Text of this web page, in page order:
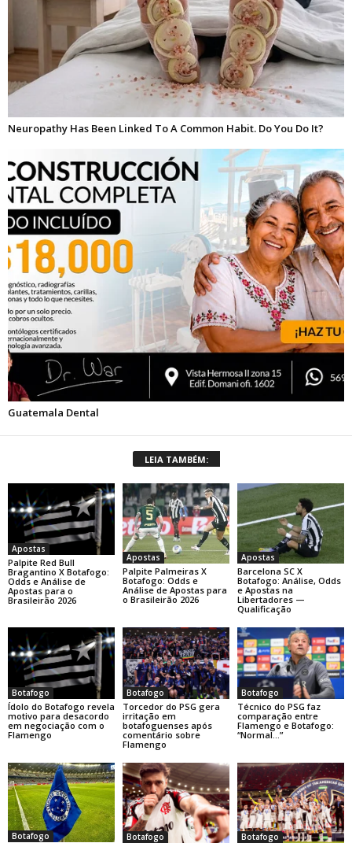
LEIA TAMBÉM:
Apostas
Palpite Red Bull
Bragantino X Botafogo:
Odds e Análise de
Apostas para o
Brasileirão 2026
Apostas
Palpite Palmeiras X
Botafogo: Odds e
Análise de Apostas para
o Brasileirão 2026
Apostas
Barcelona SC X
Botafogo: Análise, Odds
e Apostas na
Libertadores —
Qualificação
Botafogo
Ídolo do Botafogo revela
motivo para desacordo
em negociação com o
Flamengo
Botafogo
Torcedor do PSG gera
irritação em
botafoguenses após
comentário sobre
Flamengo
Botafogo
Técnico do PSG faz
comparação entre
Flamengo e Botafogo:
“Normal…”
Botafogo Botafogo Botafogo